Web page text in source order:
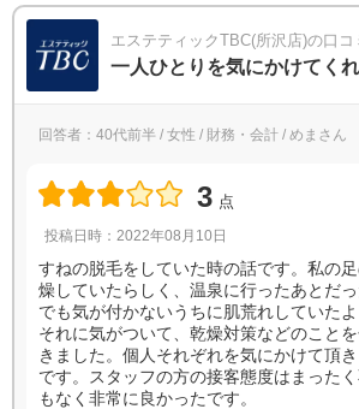
エステティックTBC(所沢店)の口コ
一人ひとりを気にかけてく
回答者：40代前半 / 女性 / 財務・会計 / めまさん
3 点
投稿日時：2022年08月10日
すねの脱毛をしていた時の話です。私の
燥していたらしく、温泉に行ったあとだ
でも気が付かないうちに肌荒れしていた
それに気がついて、乾燥対策などのこと
きました。個人それぞれを気にかけて頂
です。スタッフの方の接客態度はまった
もなく非常に良かったです。